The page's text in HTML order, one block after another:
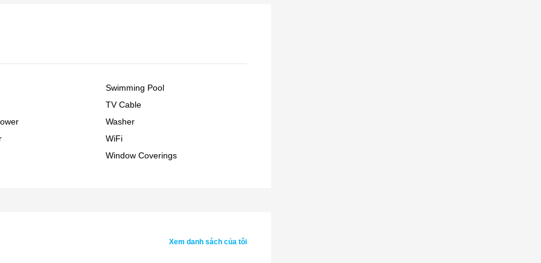
Swimming Pool
TV Cable
Washer
WiFi
Window Coverings
Xem danh sách của tôi